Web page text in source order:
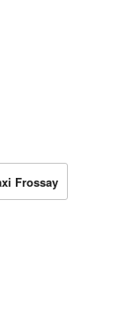
Frossay